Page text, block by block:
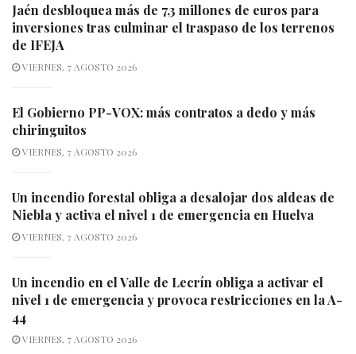
Jaén desbloquea más de 7,3 millones de euros para
inversiones tras culminar el traspaso de los terrenos
de IFEJA
VIERNES, 7 AGOSTO 2026
El Gobierno PP-VOX: más contratos a dedo y más
chiringuitos
VIERNES, 7 AGOSTO 2026
Un incendio forestal obliga a desalojar dos aldeas de
Niebla y activa el nivel 1 de emergencia en Huelva
VIERNES, 7 AGOSTO 2026
Un incendio en el Valle de Lecrín obliga a activar el
nivel 1 de emergencia y provoca restricciones en la A-
44
VIERNES, 7 AGOSTO 2026